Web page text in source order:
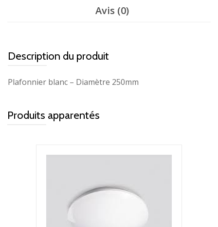
Avis (0)
Description du produit
Plafonnier blanc – Diamètre 250mm
Produits apparentés